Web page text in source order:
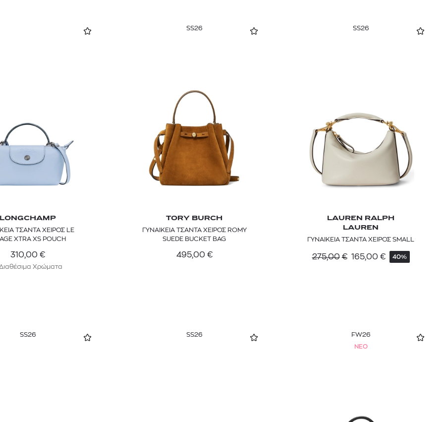
LONGCHAMP
ΤΣΑΝΤΑ ΧΕΙΡΟΣ LE
XTRA XS POUCH
310,00 €
Χρώματα
SS26
TORY BURCH
ΓΥΝΑΙΚΕΙΑ ΤΣΑΝΤΑ ΧΕΙΡΟΣ ROMY
SUEDE BUCKET BAG
495,00 €
SS26
LAUREN RALPH
LAUREN
ΓΥΝΑΙΚΕΙΑ ΤΣΑΝΤΑ ΧΕΙΡΟΣ SMALL
275,00 € 165,00 € 40%
SS26 SS26 FW26
NEO